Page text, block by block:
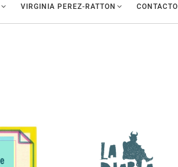
VIRGINIA PEREZ-RATTON CONTACTO